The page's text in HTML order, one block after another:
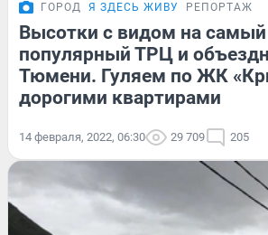
ГОРОД Я ЗДЕСЬ ЖИВУ РЕПОРТАЖ
Высотки с видом на самый
популярный ТРЦ и
Тюмени. Гуляем по ЖК
дорогими квартирами
14 февраля, 2022, 06:30 29 709 205